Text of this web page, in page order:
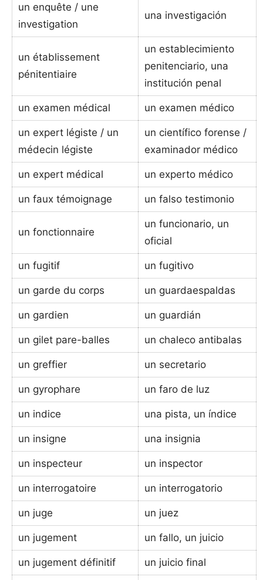
un enquête / une
investigation
una investigación
un établissement
pénitentiaire
un establecimiento
penitenciario, una
institución penal
un examen médical un examen médico
un expert légiste / un
médecin légiste
un científico forense /
examinador médico
un expert médical un experto médico
un faux témoignage un falso testimonio
un fonctionnaire
un funcionario, un
oficial
un fugitif un fugitivo
un garde du corps un guardaespaldas
un gardien un guardián
un gilet pare-balles un chaleco antibalas
un greffier un secretario
un gyrophare un faro de luz
un indice una pista, un índice
un insigne una insignia
un inspecteur un inspector
un interrogatoire un interrogatorio
un juge un juez
un jugement un fallo, un juicio
un jugement définitif un juicio final